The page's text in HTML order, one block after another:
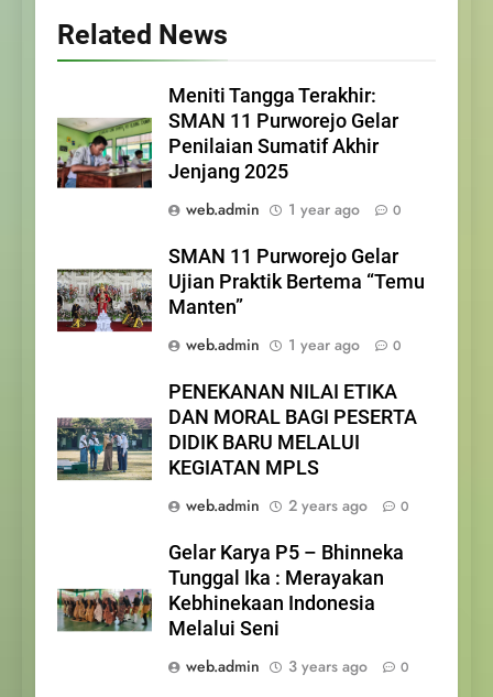
Related News
Meniti Tangga Terakhir:
SMAN 11 Purworejo Gelar
Penilaian Sumatif Akhir
Jenjang 2025
web.admin
1 year ago 0
SMAN 11 Purworejo Gelar
Ujian Praktik Bertema “Temu
Manten”
web.admin
1 year ago 0
PENEKANAN NILAI ETIKA
DAN MORAL BAGI PESERTA
DIDIK BARU MELALUI
KEGIATAN MPLS
web.admin
2 years ago 0
Gelar Karya P5 – Bhinneka
Tunggal Ika : Merayakan
Kebhinekaan Indonesia
Melalui Seni
web.admin
3 years ago 0